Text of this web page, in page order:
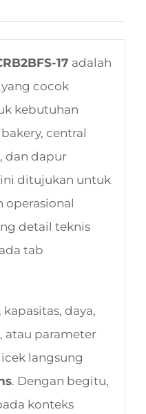
17 adalah
cocok
kebutuhan
central
dan dapur
ditujukan untuk
detail teknis
tab
daya,
atau parameter
langsung
. Dengan begitu,
konteks